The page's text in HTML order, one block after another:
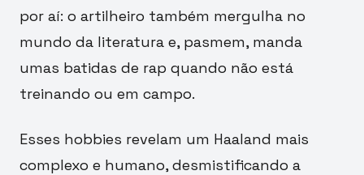
por aí: o artilheiro também mergulha no
mundo da literatura e, pasmem, manda
umas batidas de rap quando não está
treinando ou em campo.
Esses hobbies revelam um Haaland mais
complexo e humano, desmistificando a